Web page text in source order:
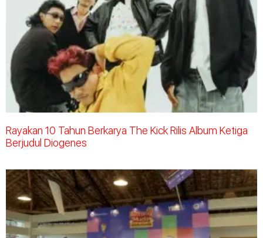
Rayakan 10 Tahun Berkarya The Kick Rilis Album Ketiga
Berjudul Diogenes